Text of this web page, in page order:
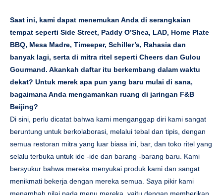
Saat ini, kami dapat menemukan Anda di serangkaian
tempat seperti Side Street, Paddy O’Shea, LAD, Home Plate
BBQ, Mesa Madre, Timeeper, Schiller’s, Rahasia dan
banyak lagi, serta di mitra ritel seperti Cheers dan Gulou
Gourmand. Akankah daftar itu berkembang dalam waktu
dekat? Untuk merek apa pun yang baru mulai di sana,
bagaimana Anda mengamankan ruang di jaringan F&B
Beijing?
Di sini, perlu dicatat bahwa kami menganggap diri kami sangat
beruntung untuk berkolaborasi, melalui tebal dan tipis, dengan
semua restoran mitra yang luar biasa ini, bar, dan toko ritel yang
selalu terbuka untuk ide -ide dan barang -barang baru. Kami
bersyukur bahwa mereka menyukai produk kami dan sangat
menikmati bekerja dengan mereka semua. Saya pikir kami
menambah nilai pada menu mereka, yaitu dengan memberikan